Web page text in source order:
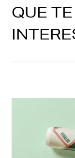
QUE